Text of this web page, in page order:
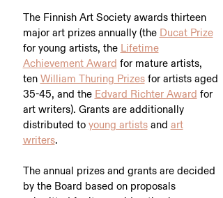
The Finnish Art Society awards thirteen
major art prizes annually (the Ducat Prize
for young artists, the Lifetime
Achievement Award for mature artists,
ten William Thuring Prizesfor artists aged
35-45, and the Edvard Richter Award for
art writers). Grants are additionally
distributed to young artistsand art
writers.
The annual prizes and grants are decided
by the Board based on proposals